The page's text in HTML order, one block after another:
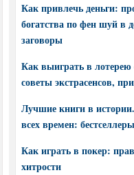
Как привлечь деньги:
богатства по фен шуй в
заговоры
Как выиграть в
советы экстрасенсов,
Лучшие книги в
всех времен:
Как играть в покер:
хитрости